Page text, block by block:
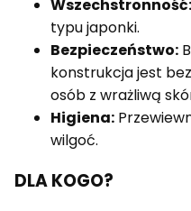
Wszechstronność:
typu japonki.
Bezpieczeństwo:
konstrukcja jest
osób z wrażliwą
Higiena:
wilgoć.
DLA KOGO?